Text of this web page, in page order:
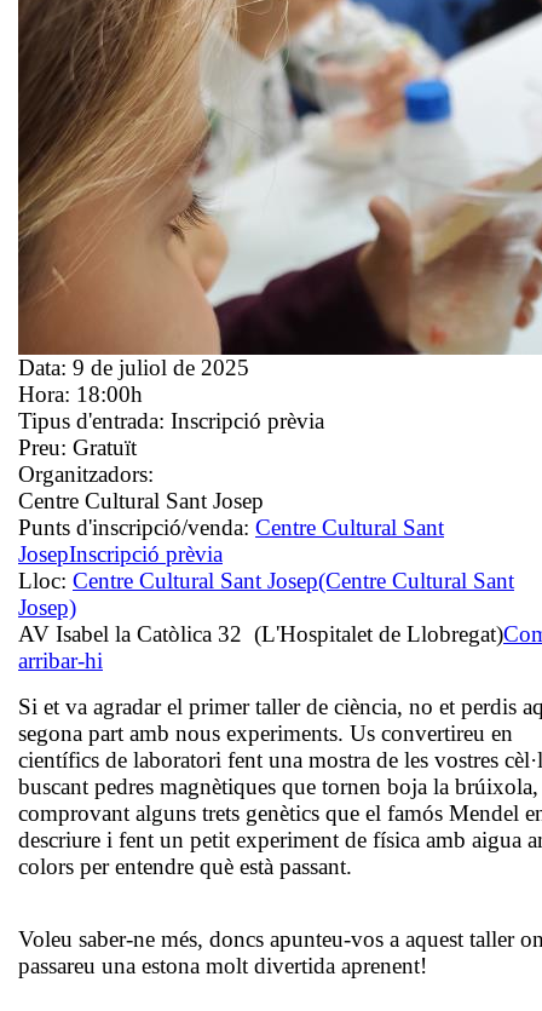
Data: 9 de juliol de 2025
Hora: 18:00h
Tipus d'entrada: Inscripció prèvia
Preu: Gratuït
Organitzadors:
Centre Cultural Sant Josep
Punts d'inscripció/venda: Centre Cultural Sant
JosepInscripció prèvia
Lloc: Centre Cultural Sant Josep(Centre Cultural Sant
Josep)
AV Isabel la Catòlica 32 (L'Hospitalet de Llobregat)
arribar-hi
Si et va agradar el primer taller de ciència, no et perdis
segona part amb nous experiments. Us convertireu en
científics de laboratori fent una mostra de les vostres
buscant pedres magnètiques que tornen boja la brúixola,
comprovant alguns trets genètics que el famós Mendel
descriure i fent un petit experiment de física amb aigua
colors per entendre què està passant.
Voleu saber-ne més, doncs apunteu-vos a aquest taller
passareu una estona molt divertida aprenent!